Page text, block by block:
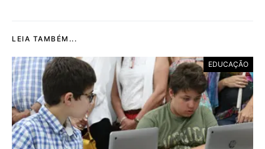
LEIA TAMBÉM...
EDUCAÇÃO